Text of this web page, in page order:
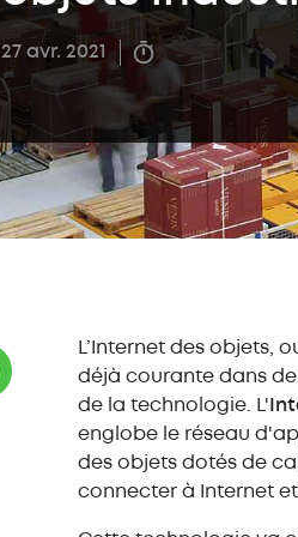
27 avr. 2021
L’Internet des objets,
déjà courante dans
de la technologie. L'
englobe le réseau
des objets dotés de
connecter à Internet